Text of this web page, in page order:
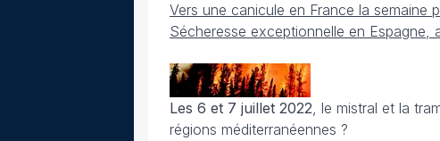
Vers une canicule en France la semaine
Sécheresse exceptionnelle en Espagne,
Les 6 et 7 juillet 2022, le mistral et la
régions méditerranéennes ?